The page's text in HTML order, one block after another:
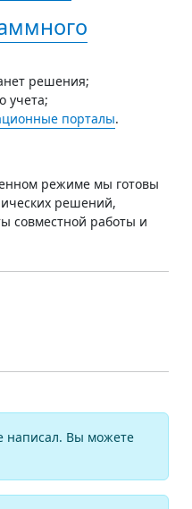
решения;
учета;
порталы.
режиме мы готовы
решений,
совместной работы и
написал. Вы можете